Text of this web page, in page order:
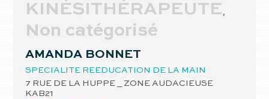
KINÉSITHÉRAPEUTE,
Non catégorisé
AMANDA BONNET
SPECIALITE REEDUCATION DE LA MAIN
7 RUE DE LA HUPPE _ ZONE AUDACIEUSE
KAB21